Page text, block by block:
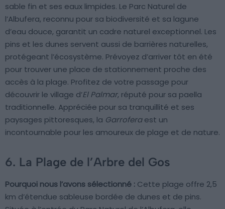
sable fin et ses eaux limpides. Le Parc Naturel de
l’Albufera, reconnu pour sa biodiversité et sa lagune
d’eau douce, garantit un cadre naturel exceptionnel. Les
pins et les dunes servent aussi de barrières naturelles,
protégeant l’écosystème. Prévoyez d’arriver tôt en été
pour trouver une place de stationnement proche des
accès à la plage. Profitez de votre passage pour
découvrir le village d’El Palmar, réputé pour sa paella
traditionnelle. Appréciée pour sa tranquillité et ses
paysages pittoresques, la Garroferaest un
incontournable pour les amoureux de plage et de nature.
6. La Plage de l’Arbre del Gos
Pourquoi nous l’avons sélectionné : Cette plage offre 2,5
km d’étendue sableuse bordée de dunes et de pins.